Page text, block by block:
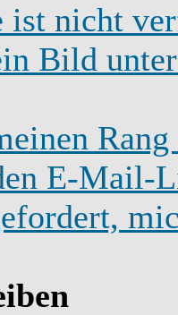
ist nicht
Bild
Rang
E-Mail-